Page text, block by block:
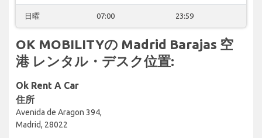
日曜 07:00 23:59
OK MOBILITYの Madrid Barajas 空
港 レンタル・デスク位置:
Ok Rent A Car
住所
Avenida de Aragon 394,
Madrid, 28022